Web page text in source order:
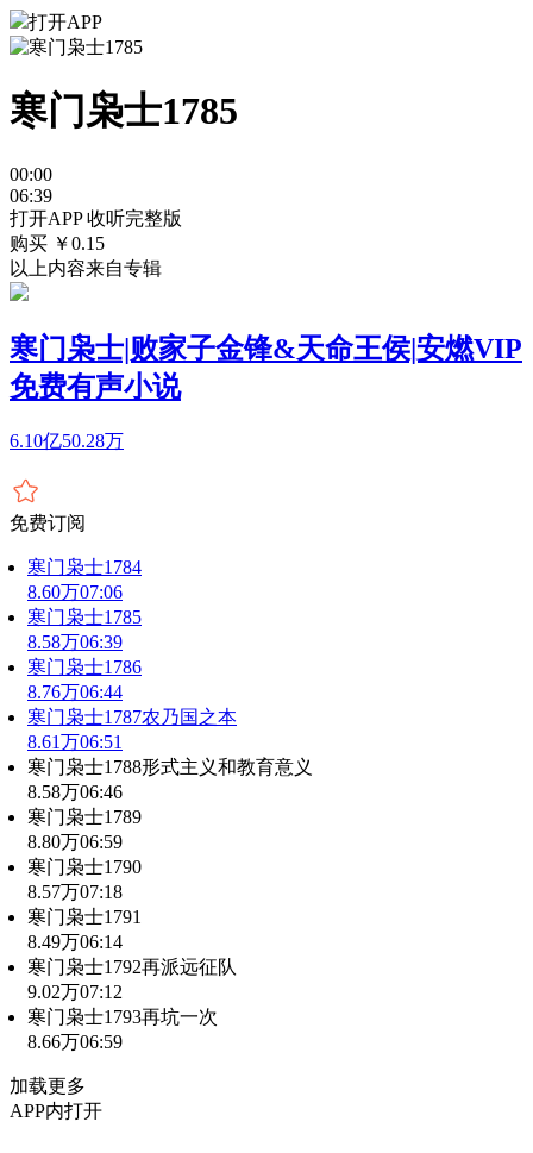
打开APP
寒门枭士1785
00:00
06:39
打开APP 收听完整版
购买 ￥0.15
以上内容来自专辑
寒门枭士|败家子金锋&天命王侯|安燃VIP
免费有声小说
6.10亿50.28万
免费订阅
寒门枭士1784
8.60万07:06
寒门枭士1785
8.58万06:39
寒门枭士1786
8.76万06:44
寒门枭士1787农乃国之本
8.61万06:51
寒门枭士1788形式主义和教育意义
8.58万06:46
寒门枭士1789
8.80万06:59
寒门枭士1790
8.57万07:18
寒门枭士1791
8.49万06:14
寒门枭士1792再派远征队
9.02万07:12
寒门枭士1793再坑一次
8.66万06:59
加载更多
APP内打开